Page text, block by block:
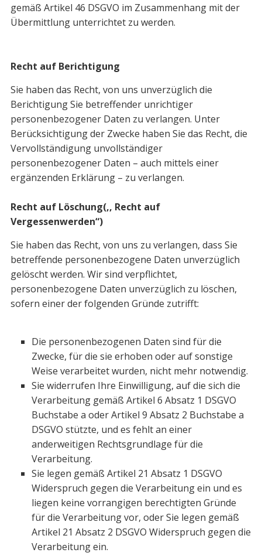
ge­mäß Artikel 46 DSGVO im Zusammenhang mit der
Übermittlung unterrichtet zu werden.
Recht auf Berichtigung
Sie haben das Recht, von uns unverzüglich die
Berichtigung Sie betreffender unrich­tiger
personenbezogener Daten zu verlangen. Unter
Berücksichtigung der Zwecke haben Sie das Recht, die
Vervollständigung unvollständiger
personenbezogener Da­ten – auch mittels einer
ergänzenden Erklärung – zu verlangen.
Recht auf Löschung(,, Recht auf
Vergessenwerden“)
Sie haben das Recht, von uns zu verlangen, dass Sie
betreffende personenbezogene Daten unverzüglich
gelöscht werden. Wir sind verpflichtet,
personenbezogene Da­ten unverzüglich zu löschen,
sofern einer der folgenden Gründe zutrifft:
Die personenbezogenen Daten sind für die
Zwecke, für die sie erhoben oder auf sonstige
Weise verarbeitet wurden, nicht mehr notwendig.
Sie widerrufen Ihre Einwilligung, auf die sich die
Verarbeitung gemäß Artikel 6 Absatz 1 DSGVO
Buchstabe a oder Artikel 9 Absatz 2 Buchstabe a
DSGVO stützte, und es fehlt an einer
anderweitigen Rechtsgrundlage für die
Verarbeitung.
Sie legen gemäß Artikel 21 Absatz 1 DSGVO
Widerspruch gegen die Verarbei­tung ein und es
liegen keine vorrangigen berechtigten Gründe
für die Verar­beitung vor, oder Sie legen gemäß
Artikel 21 Absatz 2 DSGVO Widerspruch gegen die
Verarbeitung ein.